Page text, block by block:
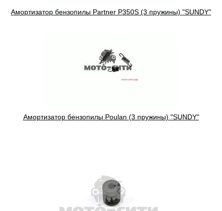
Амортизатор бензопилы Partner P350S (3 пружины) "SUNDY"
Амортизатор бензопилы Poulan (3 пружины) "SUNDY"